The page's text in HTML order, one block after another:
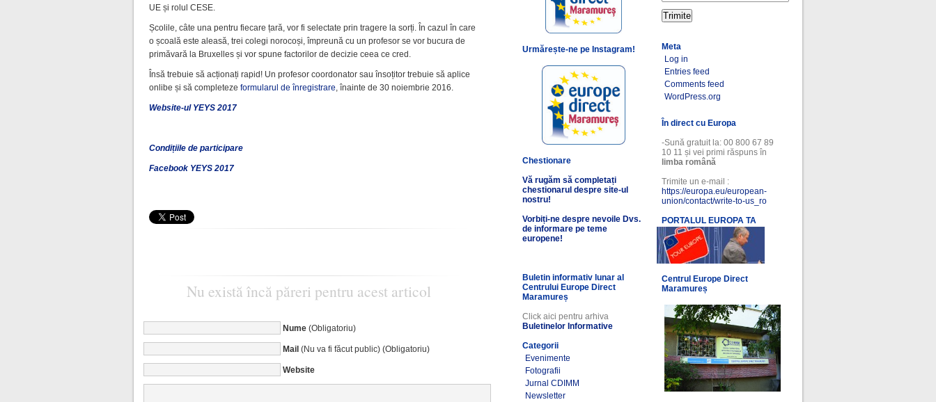
UE și rolul CESE.
Școlile, câte una pentru fiecare țară, vor fi selectate prin tragere la sorți. În cazul în care
o școală este aleasă, trei colegi norocoși, împreună cu un profesor se vor bucura de
primăvară la Bruxelles și vor spune factorilor de decizie ceea ce cred.
Însă trebuie să acționați rapid! Un profesor coordonator sau însoțitor trebuie să aplice
onlibe și să completezeformularul de înregistrare, înainte de 30 noiembrie 2016.
Website-ul YEYS 2017
Condițiile de participare
Facebook YEYS 2017
Nu există încă păreri pentru acest articol
Nume(Obligatoriu)
Mail(Nu va fi făcut public) (Obligatoriu)
Website
Urmărește-ne pe Instagram!
Chestionare
Vă rugăm să completați
chestionarul despre site-ul
nostru!
Vorbiți-ne despre nevoile Dvs.
de informare pe teme
europene!
Buletin informativ lunar al
Centrului Europe Direct
Maramureș
Click aici pentru arhiva
Buletinelor Informative
Categorii
Evenimente
Fotografii
Jurnal CDIMM
Newsletter
Meta
Log in
Entries feed
Comments feed
WordPress.org
În direct cu Europa
-Sună gratuit la: 00 800 67 89
10 11 și vei primi răspuns în
limba română
Trimite un e-mail :
https://europa.eu/european-
union/contact/write-to-us_ro
PORTALUL EUROPA TA
Centrul Europe Direct
Maramureș